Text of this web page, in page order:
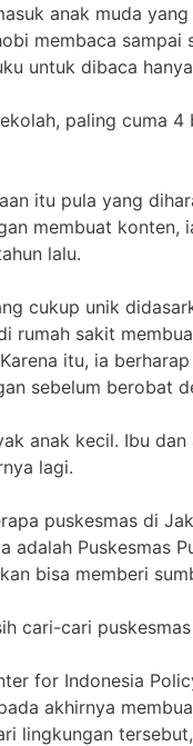
anak muda
membaca
untuk dibaca
paling cuma
itu pula yang
membuat
lalu.
cukup unik
rumah sakit
itu, ia
sebelum berobat
anak kecil. Ibu
lagi.
puskesmas di
adalah Puskesmas
bisa memberi
cari-cari
for Indonesia
akhirnya
lingkungan